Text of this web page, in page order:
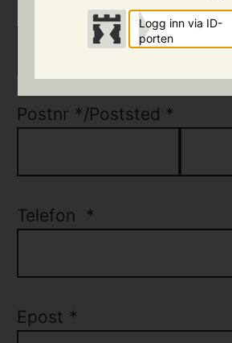
Logg inn via ID-
porten
*
Postnr */Poststed *
Telefon *
Epost *